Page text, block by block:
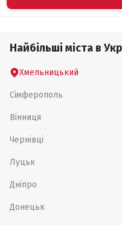
Найбільші міста в
Хмельницький
Сімферополь
Вінниця
Чернівці
Луцьк
Дніпро
Донецьк